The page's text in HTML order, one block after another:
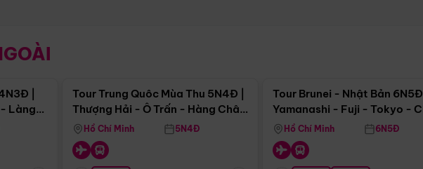
nổi bật
|
Làng
Tour Trung Quôc Mùa Thu 5N4Đ |
Thượng Hải - Ô Trấn - Hàng Châu
(Tour Không Shopping)
Hồ Chí Minh 5N4Đ
Tour Brunei - Nhật Bản 6N5Đ |
Yamanashi - Fuji - Tokyo -
- Freeday
Hồ Chí Minh 6N5Đ